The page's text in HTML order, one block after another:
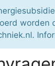
worden